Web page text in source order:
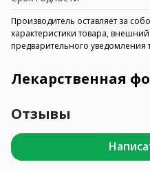
Производитель оставляет за
характеристики товара,
предварительного уведомления
Лекарственная
Отзывы